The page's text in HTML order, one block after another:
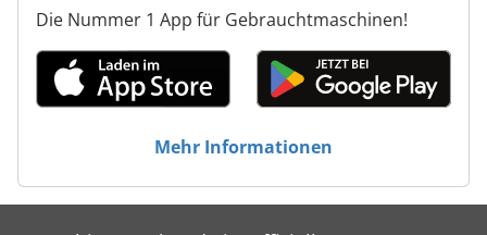
Die Nummer 1 App für Gebrauchtmaschinen!
Mehr Informationen